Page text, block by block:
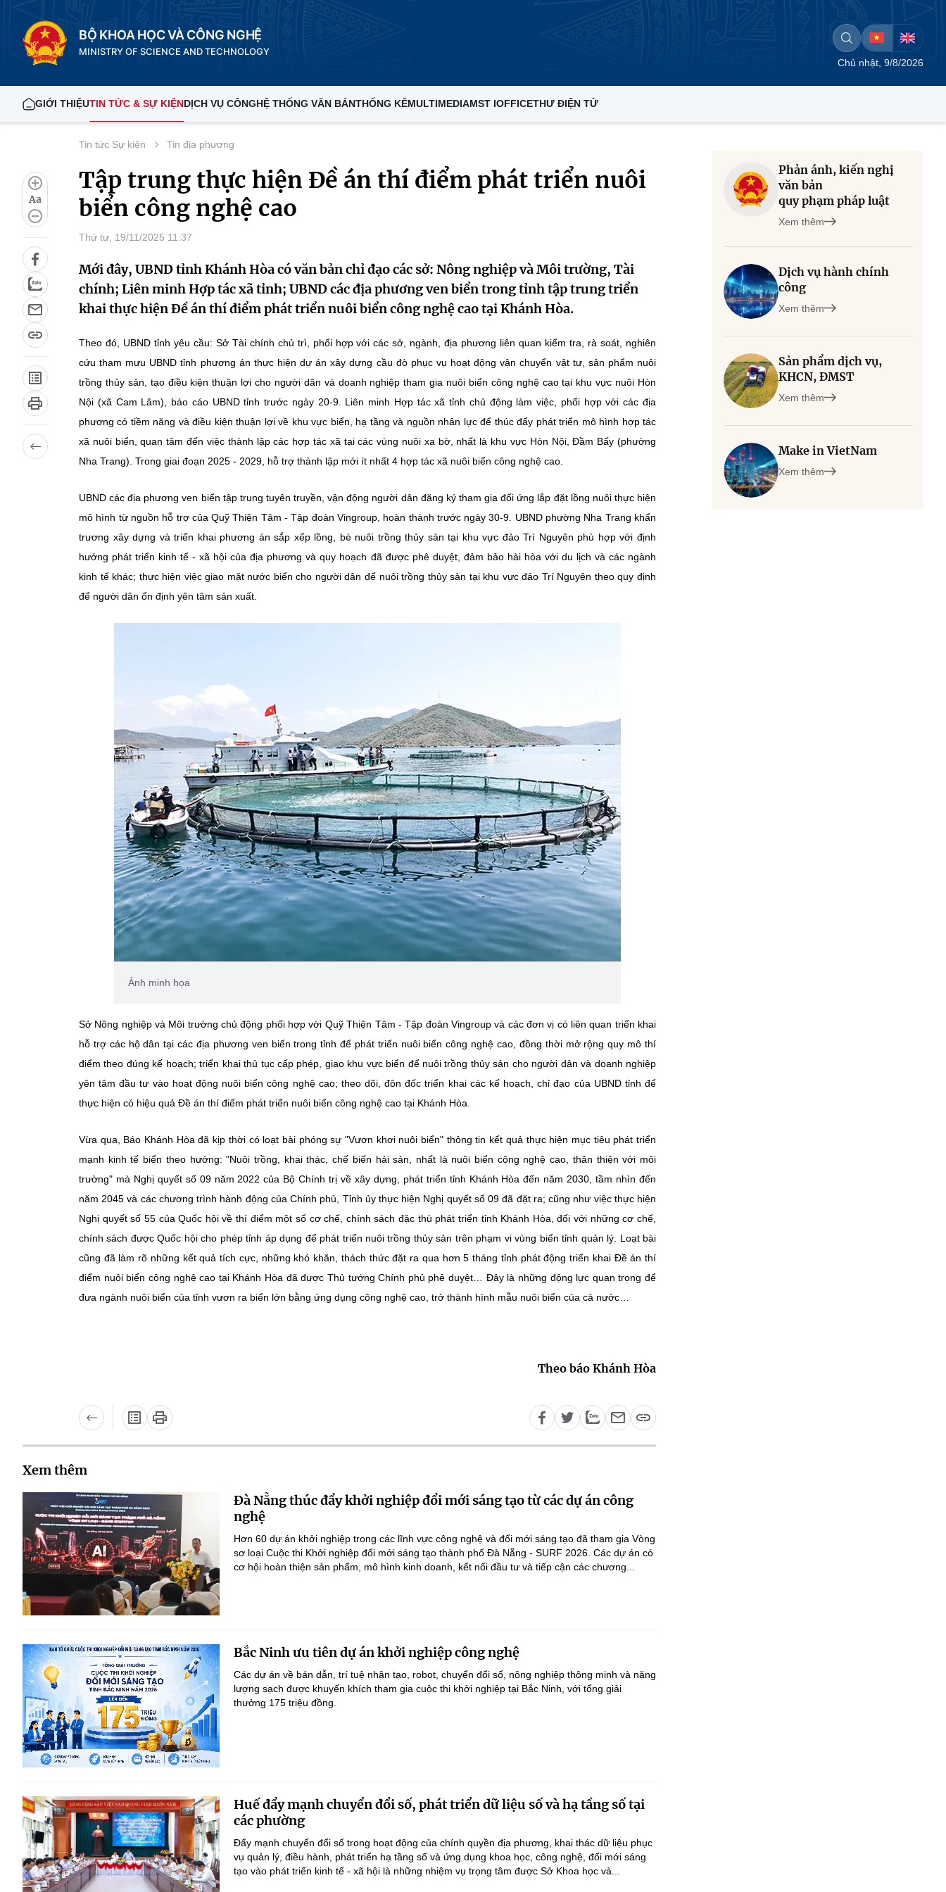
BỘ KHOA HỌC VÀ CÔNG NGHỆ
MINISTRY OF SCIENCE AND TECHNOLOGY
Chủ nhật, 9/8/2026
GIỚI THIỆUTIN TỨC & SỰ KIỆNDỊCH VỤ CÔNGHỆ THỐNG VĂN BẢNTHỐNG KÊMULTIMEDIAMST IOFFICETHƯ ĐIỆN TỬ
Aa
Tin tức Sự kiện Tin địa phương
Tập trung thực hiện Đề án thí điểm phát triển nuôi
biển công nghệ cao
Thứ tư, 19/11/2025 11:37
Mới đây, UBND tỉnh Khánh Hòa có văn bản chỉ đạo các sở: Nông nghiệp và Môi trường, Tài
chính; Liên minh Hợp tác xã tỉnh; UBND các địa phương ven biển trong tỉnh tập trung triển
khai thực hiện Đề án thí điểm phát triển nuôi biển công nghệ cao tại Khánh Hòa.
Theo đó, UBND tỉnh yêu cầu: Sở Tài chính chủ trì, phối hợp với các sở, ngành, địa phương liên quan kiểm tra, rà soát, nghiên
cứu tham mưu UBND tỉnh phương án thực hiện dự án xây dựng cầu đò phục vụ hoạt động vận chuyển vật tư, sản phẩm nuôi
trồng thủy sản, tạo điều kiện thuận lợi cho người dân và doanh nghiệp tham gia nuôi biển công nghệ cao tại khu vực nuôi Hòn
Nội (xã Cam Lâm), báo cáo UBND tỉnh trước ngày 20-9. Liên minh Hợp tác xã tỉnh chủ động làm việc, phối hợp với các địa
phương có tiềm năng và điều kiện thuận lợi về khu vực biển, hạ tầng và nguồn nhân lực để thúc đẩy phát triển mô hình hợp tác
xã nuôi biển, quan tâm đến việc thành lập các hợp tác xã tại các vùng nuôi xa bờ, nhất là khu vực Hòn Nội, Đầm Bấy (phường
Nha Trang). Trong giai đoạn 2025 - 2029, hỗ trợ thành lập mới ít nhất 4 hợp tác xã nuôi biển công nghệ cao.
UBND các địa phương ven biển tập trung tuyên truyền, vận động người dân đăng ký tham gia đối ứng lắp đặt lồng nuôi thực hiện
mô hình từ nguồn hỗ trợ của Quỹ Thiện Tâm - Tập đoàn Vingroup, hoàn thành trước ngày 30-9. UBND phường Nha Trang khẩn
trương xây dựng và triển khai phương án sắp xếp lồng, bè nuôi trồng thủy sản tại khu vực đảo Trí Nguyên phù hợp với định
hướng phát triển kinh tế - xã hội của địa phương và quy hoạch đã được phê duyệt, đảm bảo hài hòa với du lịch và các ngành
kinh tế khác; thực hiện việc giao mặt nước biển cho người dân để nuôi trồng thủy sản tại khu vực đảo Trí Nguyên theo quy định
để người dân ổn định yên tâm sản xuất.
Ảnh minh họa
Sở Nông nghiệp và Môi trường chủ động phối hợp với Quỹ Thiện Tâm - Tập đoàn Vingroup và các đơn vị có liên quan triển khai
hỗ trợ các hộ dân tại các địa phương ven biển trong tỉnh để phát triển nuôi biển công nghệ cao, đồng thời mở rộng quy mô thí
điểm theo đúng kế hoạch; triển khai thủ tục cấp phép, giao khu vực biển để nuôi trồng thủy sản cho người dân và doanh nghiệp
yên tâm đầu tư vào hoạt động nuôi biển công nghệ cao; theo dõi, đôn đốc triển khai các kế hoạch, chỉ đạo của UBND tỉnh để
thực hiện có hiệu quả Đề án thí điểm phát triển nuôi biển công nghệ cao tại Khánh Hòa.
Vừa qua, Báo Khánh Hòa đã kịp thời có loạt bài phóng sự "Vươn khơi nuôi biển" thông tin kết quả thực hiện mục tiêu phát triển
mạnh kinh tế biển theo hướng: "Nuôi trồng, khai thác, chế biến hải sản, nhất là nuôi biển công nghệ cao, thân thiện với môi
trường" mà Nghị quyết số 09 năm 2022 của Bộ Chính trị về xây dựng, phát triển tỉnh Khánh Hòa đến năm 2030, tầm nhìn đến
năm 2045 và các chương trình hành động của Chính phủ, Tỉnh ủy thực hiện Nghị quyết số 09 đã đặt ra; cũng như việc thực hiện
Nghị quyết số 55 của Quốc hội về thí điểm một số cơ chế, chính sách đặc thù phát triển tỉnh Khánh Hòa, đối với những cơ chế,
chính sách được Quốc hội cho phép tỉnh áp dụng để phát triển nuôi trồng thủy sản trên phạm vi vùng biển tỉnh quản lý. Loạt bài
cũng đã làm rõ những kết quả tích cực, những khó khăn, thách thức đặt ra qua hơn 5 tháng tỉnh phát động triển khai Đề án thí
điểm nuôi biển công nghệ cao tại Khánh Hòa đã được Thủ tướng Chính phủ phê duyệt… Đây là những động lực quan trọng để
đưa ngành nuôi biển của tỉnh vươn ra biển lớn bằng ứng dụng công nghệ cao, trở thành hình mẫu nuôi biển của cả nước…
Theo báo Khánh Hòa
Xem thêm
Đà Nẵng thúc đẩy khởi nghiệp đổi mới sáng tạo từ các dự án công
nghệ
Hơn 60 dự án khởi nghiệp trong các lĩnh vực công nghệ và đổi mới sáng tạo đã tham gia Vòng
sơ loại Cuộc thi Khởi nghiệp đổi mới sáng tạo thành phố Đà Nẵng - SURF 2026. Các dự án có
cơ hội hoàn thiện sản phẩm, mô hình kinh doanh, kết nối đầu tư và tiếp cận các chương...
Bắc Ninh ưu tiên dự án khởi nghiệp công nghệ
Các dự án về bán dẫn, trí tuệ nhân tạo, robot, chuyển đổi số, nông nghiệp thông minh và năng
lượng sạch được khuyến khích tham gia cuộc thi khởi nghiệp tại Bắc Ninh, với tổng giải
thưởng 175 triệu đồng.
Huế đẩy mạnh chuyển đổi số, phát triển dữ liệu số và hạ tầng số tại
các phường
Đẩy mạnh chuyển đổi số trong hoạt động của chính quyền địa phương, khai thác dữ liệu phục
vụ quản lý, điều hành, phát triển hạ tầng số và ứng dụng khoa học, công nghệ, đổi mới sáng
tạo vào phát triển kinh tế - xã hội là những nhiệm vụ trọng tâm được Sở Khoa học và...
Phản ánh, kiến nghị
văn bản
quy phạm pháp luật
Xem thêm
Dịch vụ hành chính
công
Xem thêm
Sản phẩm dịch vụ,
KHCN, ĐMST
Xem thêm
Make in VietNam
Xem thêm